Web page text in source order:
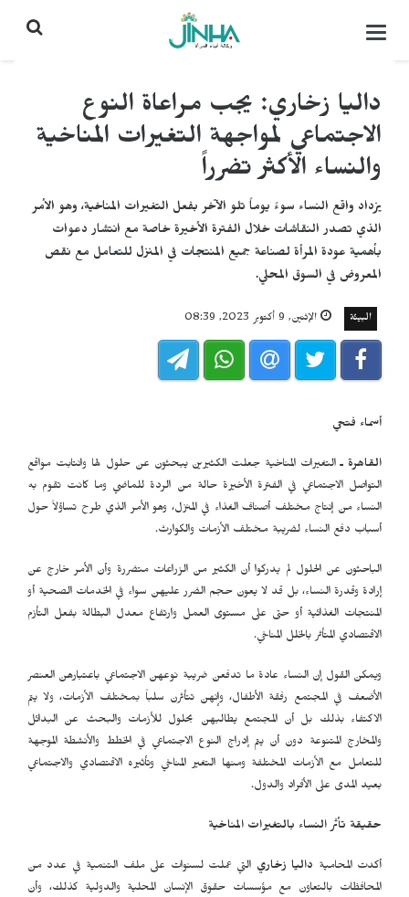
التحكم
داليا زخاري: يجب مراعاة النوع
الاجتماعي لمواجهة التغيرات المناخية
والنساء الأكثر تضرراً
يزداد واقع النساء سوءً يوماً تلو الآخر بفعل التغيرات المناخية، وهو الأمر
الذي تصدر النقاشات خلال الفترة الأخيرة خاصة مع انتشار دعوات
بأهمية عودة المرأة لصناعة جميع المنتجات في المنزل للتعامل مع نقص
المعروض في السوق المحلي.
البيئة الإثنين, 9 أكتوبر 2023, 08:39
أسماء فتحي
القاهرة ـ التغيرات المناخية جعلت الكثيرين يبحثون عن حلول لها وانتابت مواقع
التواصل الاجتماعي في الفترة الأخيرة حالة من الردة للماضي وما كانت تقوم به
النساء من إنتاج مختلف أصناف الغذاء في المنزل، وهو الأمر الذي طرح تساؤلاً حول
أسباب دفع النساء لضريبة مختلف الأزمات والكوارث.
الباحثون عن الحلول لم يدركوا أن الكثير من الزراعات متضررة وأن الأمر خارج عن
إرادة وقدرة النساء، بل قد لا يعون حجم الضرر عليهن سواء في الخدمات الصحية أو
المنتجات الغذائية أو حتى على مستوى العمل وارتفاع معدل البطالة بفعل التأزم
الاقتصادي المتأثر بالخلل المناخي.
ويمكن القول إن النساء عادة ما تدفعن ضريبة نوعهن الاجتماعي باعتبارهن العنصر
الأضعف في المجتمع رفقة الأطفال، وإنهن تتأثرن سلباً بمختلف الأزمات، ولا يتم
الاكتفاء بذلك بل أن المجتمع يطالبهن بحلول للأزمات والبحث عن البدائل
والمخارج المتنوعة دون أن يتم إدراج النوع الاجتماعي في الخطط والأنشطة الموجهة
للتعامل مع الأزمات المختلفة ومنها التغير المناخي وتأثيره الاقتصادي والاجتماعي
بعيد المدى على الأفراد والدول.
حقيقة تأثر النساء بالتغيرات المناخية
أكدت المحامية داليا زخاري التي عملت لسنوات على ملف التنمية في عدد من
المحافظات بالتعاون مع مؤسسات حقوق الإنسان المحلية والدولية كذلك، وأن